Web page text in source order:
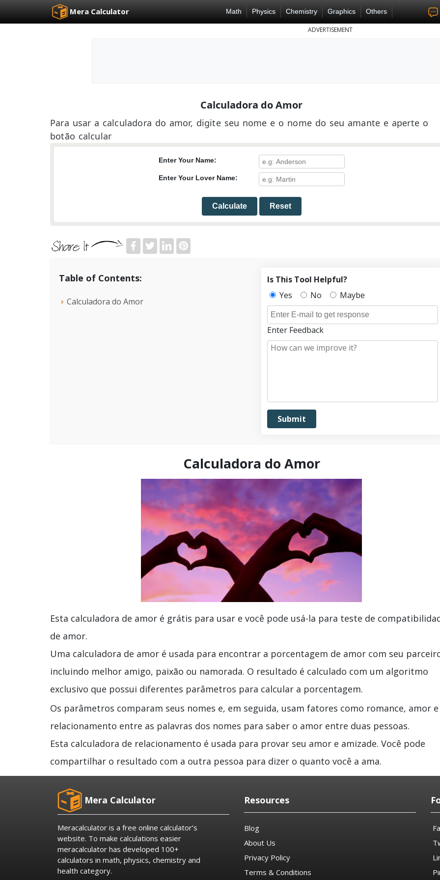
Mera Calculator Math Physics Chemistry Graphics Others
ADVERTISEMENT
Calculadora do Amor
Para usar a calculadora do amor, digite seu nome e o nome do seu amante e aperte o
botão calcular
Enter Your Name:
Enter Your Lover Name:
Calculate Reset
Table of Contents:
Calculadora do Amor
Is This Tool Helpful?
Yes
No Maybe
Enter Feedback
Calculadora do Amor
Esta calculadora de amor é grátis para usar e você pode usá-la para teste de
de amor.
Uma calculadora de amor é usada para encontrar a porcentagem de amor com seu
incluindo melhor amigo, paixão ou namorada. O resultado é calculado com um algoritmo
exclusivo que possui diferentes parâmetros para calcular a porcentagem.
Os parâmetros comparam seus nomes e, em seguida, usam fatores como romance, amor e
relacionamento entre as palavras dos nomes para saber o amor entre duas pessoas.
Esta calculadora de relacionamento é usada para provar seu amor e amizade. Você pode
compartilhar o resultado com a outra pessoa para dizer o quanto você a ama.
Mera Calculator
Meracalculator is a free online calculator’s
website. To make calculations easier
meracalculator has developed 100+
calculators in math, physics, chemistry and
health category.
Resources
Blog
About Us
Privacy Policy
Terms & Conditions